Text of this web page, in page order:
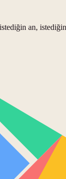
an, istediğin